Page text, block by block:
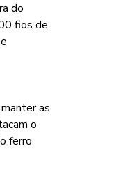
do
fios de
as
o
ferro